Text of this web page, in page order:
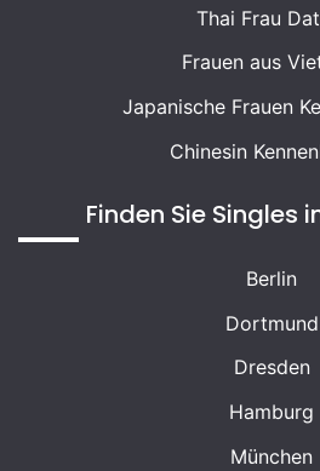
Thai Frau
Frauen aus
Japanische Frauen
Chinesin
Finden Sie Singles
Berlin
Dortmund
Dresden
Hamburg
München